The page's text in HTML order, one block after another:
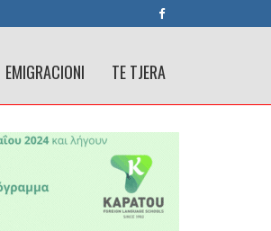
EMIGRACIONI TE TJERA